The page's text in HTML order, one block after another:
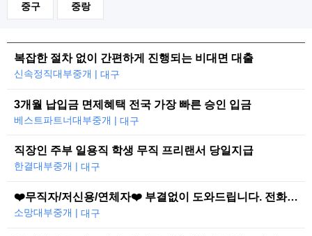
중구 중랑
복잡한 절차 없이 간편하게 진행되는 비대면 대출
신속정직대부중개 | 대구
3개월 납입금 면제혜택 전국 가장 빠른 승인 입금
베스트파트너대부중개 | 대구
직장인 주부 일용직 학생 무직 프리랜서 당일지급
한결대부중개 | 대구
❤️무직자/저신용/연체자❤️ 부결없이 도와드립니다. 전화한통으로 당일즉시대출
소망대부중개 | 대구